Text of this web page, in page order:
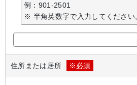
例：901-2501
※ 半角英数字で入力してください
住所または居所 ※必須